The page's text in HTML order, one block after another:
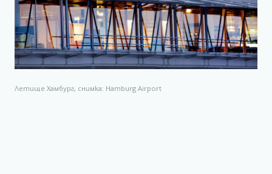
Летище Хамбург, снимка: Hamburg Airport